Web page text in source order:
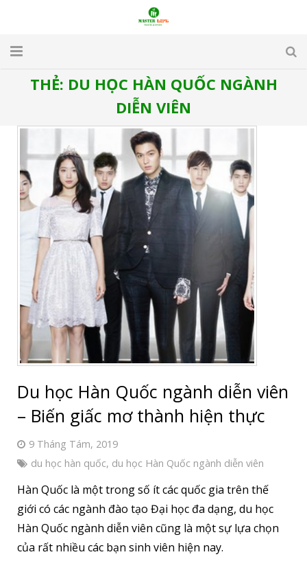
TRANG CHỦ
DU HỌC
VISA
APARTMENT & HOTEL
TUYỂN DỤNG
LIÊN HỆ
THẺ: DU HỌC HÀN QUỐC NGÀNH
DIỄN VIÊN
Du học Hàn Quốc ngành diễn viên
– Biến giấc mơ thành hiện thực
9 Tháng Tám, 2019
du học hàn quốc, du học Hàn Quốc ngành diễn viên
Hàn Quốc là một trong số ít các quốc gia trên thế
giới có các ngành đào tạo Đại học đa dạng, du học
Hàn Quốc ngành diễn viên cũng là một sự lựa chọn
của rất nhiều các bạn sinh viên hiện nay.